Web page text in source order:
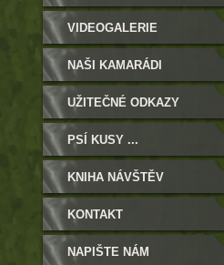
VIDEOGALERIE
NAŠI KAMARÁDI
UŽITEČNÉ ODKAZY
PSÍ KUSY ...
KNIHA NÁVŠTĚV
KONTAKT
NAPIŠTE NÁM